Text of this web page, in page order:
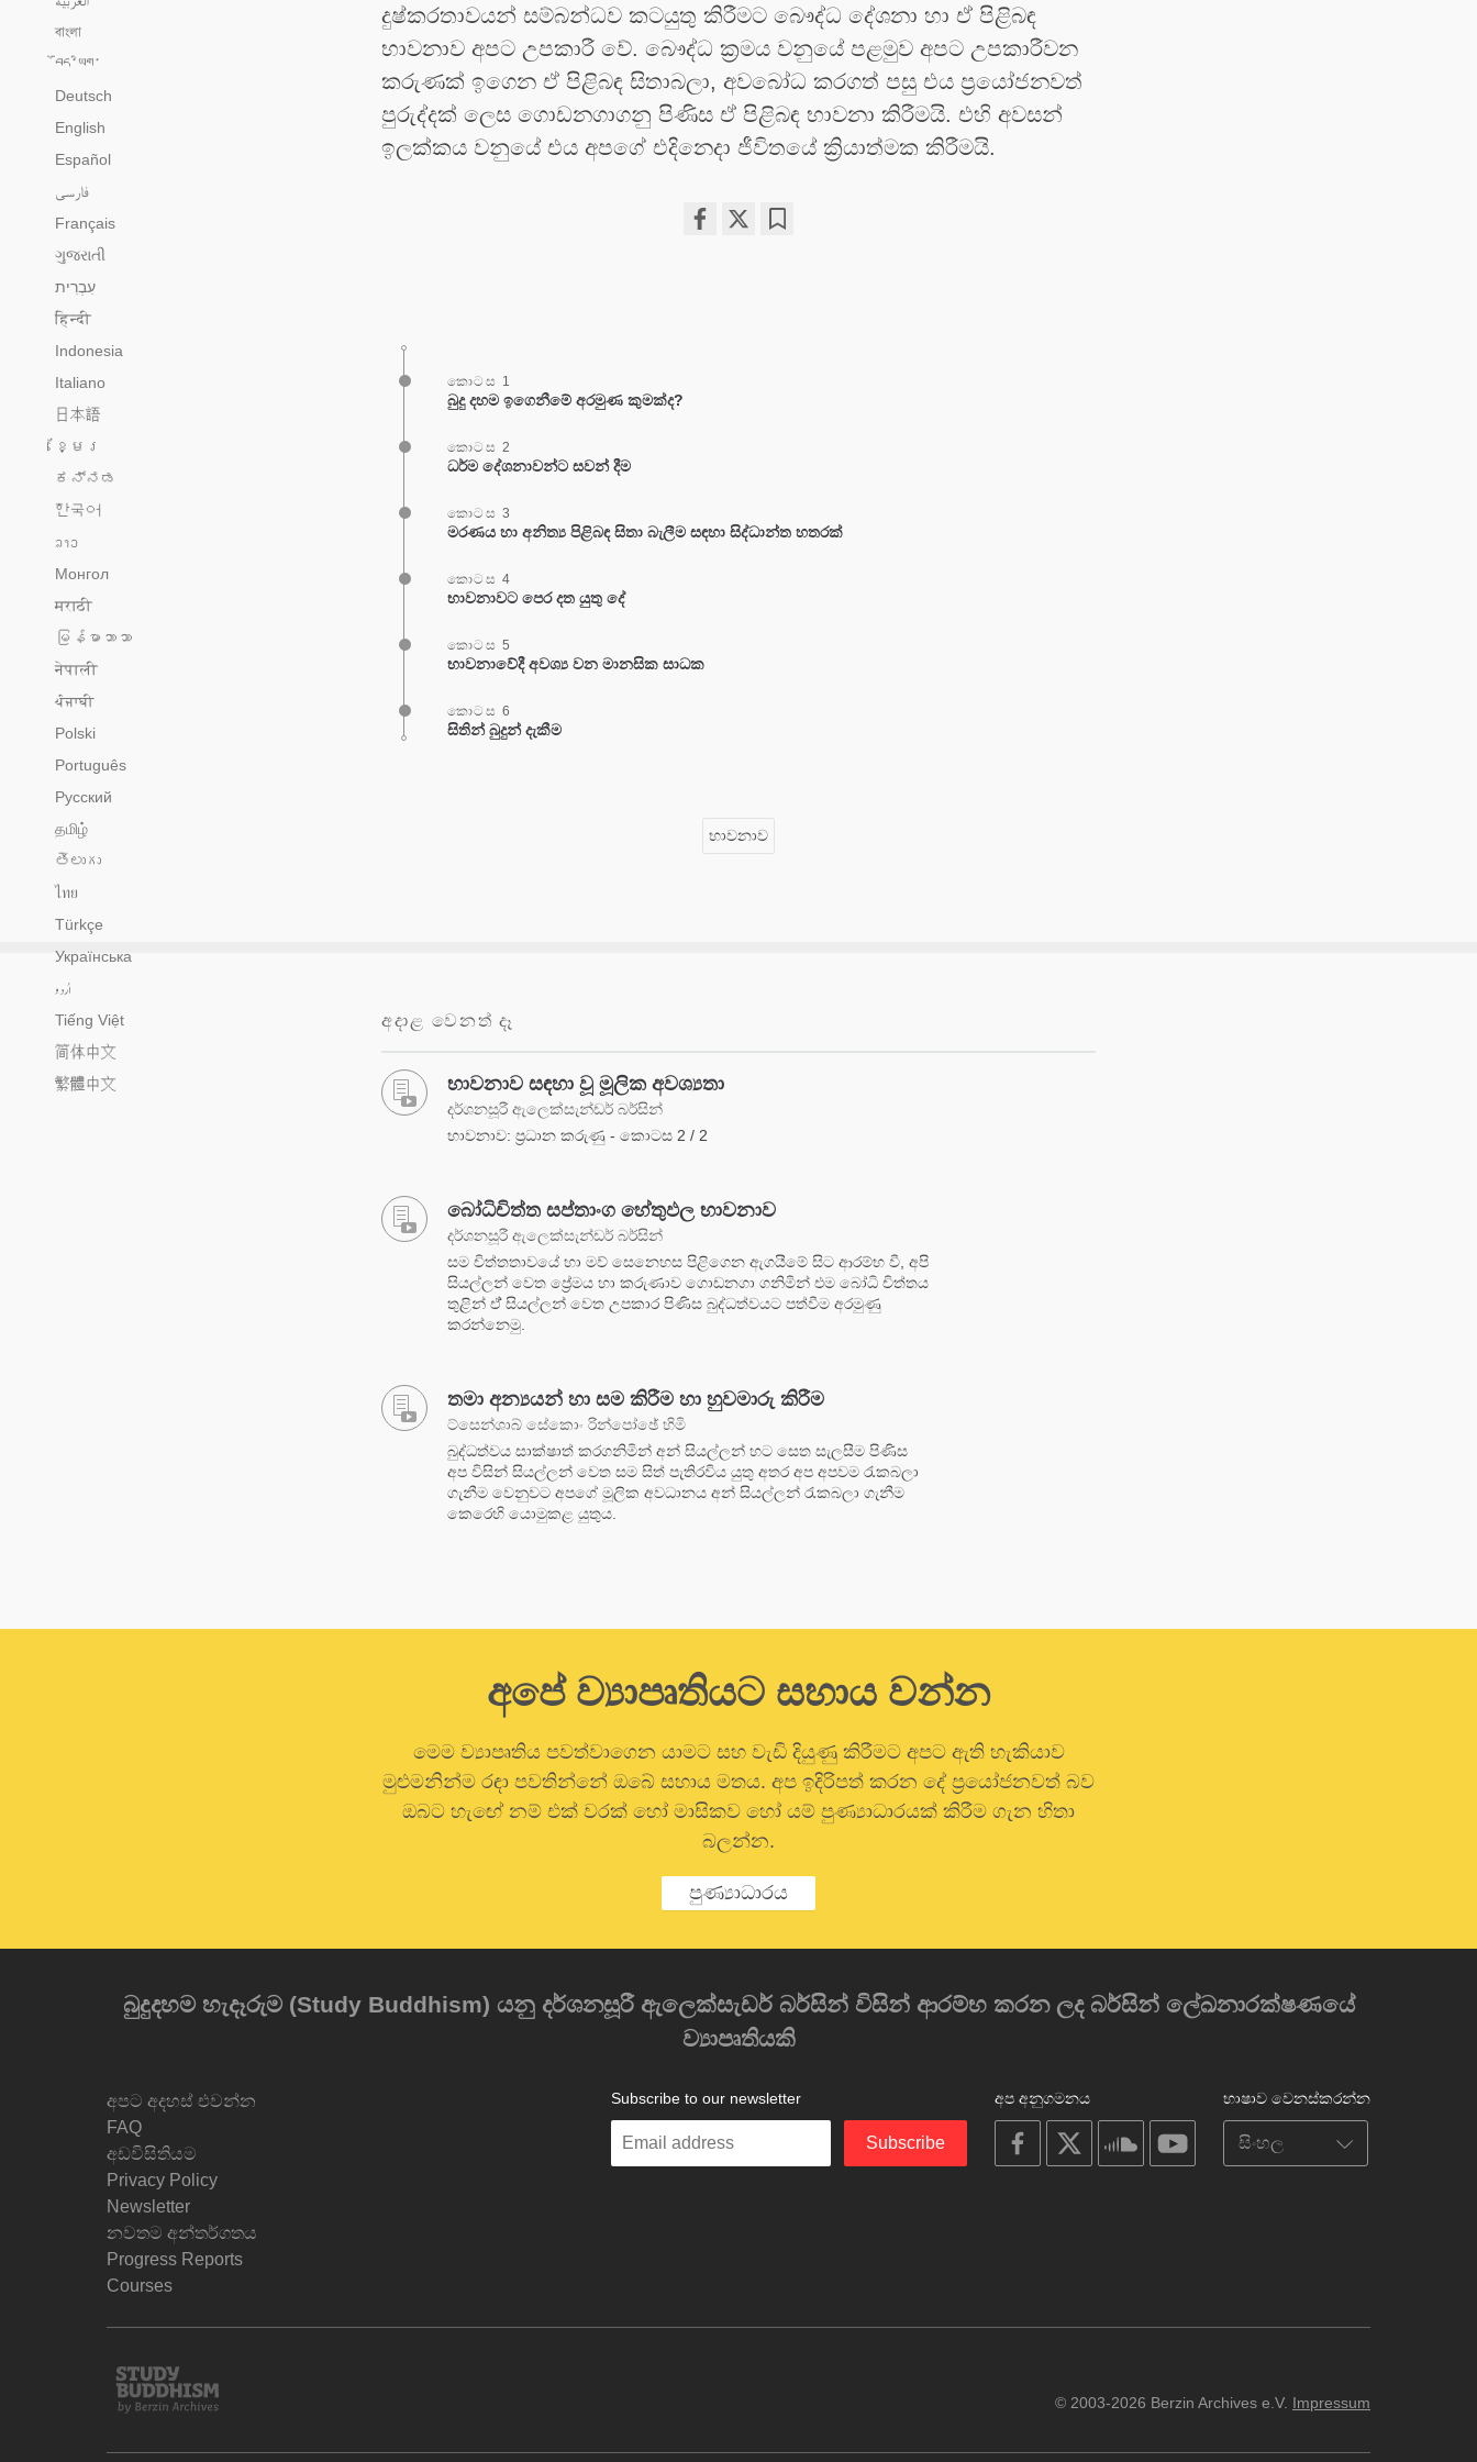
বাংলা
བོད་ཡིག་
Deutsch
English
Español
فارسی
Français
ગુજરાતી
हिन्दी
Indonesia
Italiano
日本語
ខ្មែរ
ಕನ್ನಡ
한국어
ລາວ
Монгол
मराठी
မြန်မာဘာသာ
नेपाली
ਪੰਜਾਬੀ
Polski
Português
Русский
தமிழ்
తెలుగు
ไทย
Türkçe
Українська
اُردو
Tiếng Việt
简体中文
繁體中文
දුෂ්කරතාවයන් සම්බන්ධව කටයුතු කිරීමට බෞද්ධ දේශනා හා ඒ පිළිබඳ
භාවනාව අපට උපකාරී වේ. බෞද්ධ ක්‍රමය වනුයේ පළමුව අපට උපකාරීවන
කරුණක් ඉගෙන ඒ පිළිබඳ සිතාබලා, අවබෝධ කරගත් පසු එය ප්‍රයෝජනවත්
පුරුද්දක් ලෙස ගොඩනගාගනු පිණිස ඒ පිළිබඳ භාවනා කිරීමයි. එහි අවසන්
ඉලක්කය වනුයේ එය අපගේ එදිනෙදා ජීවිතයේ ක්‍රියාත්මක කිරීමයි.
කොටස 1
බුදු දහම ඉගෙනීමේ අරමුණ කුමක්ද?
කොටස 2
ධර්ම දේශනාවන්ට සවන් දීම
කොටස 3
මරණය හා අනිත්‍ය පිළිබඳ සිතා බැලීම සඳහා සිද්ධාන්ත හතරක්
කොටස 4
භාවනාවට පෙර දත යුතු දේ
කොටස 5
භාවනාවේදී අවශ්‍ය වන මානසික සාධක
කොටස 6
සිතින් බුදුන් දැකීම
භාවනාව
අදාළ වෙනත් දෑ
භාවනාව සඳහා වූ මූලික අවශ්‍යතා
දර්ශනසූරී ඇලෙක්සැන්ඩර් බර්සින්
භාවනාව: ප්‍රධාන කරුණු - කොටස 2 / 2
‍‍බෝධිචිත්ත සප්තාංග හේතුඵල භාවනාව
දර්ශනසූරී ඇලෙක්සැන්ඩර් බර්සින්
සම චිත්තතාවයේ හා මව් සෙනෙහස පිළිගෙන ඇගයීමේ සිට ආරම්භ වී, අපි
සියල්ලන් වෙත ප්‍රේමය හා කරුණාව ගොඩනගා ගනිමින් එම බෝධි චිත්තය
තුළින් ඒ් සියල්ලන් වෙත උපකාර පිණිස බුද්ධත්වයට පත්වීම අරමුණු
කරන්නෙමු.
තමා අන්‍යයන් හා සම කිරීම හා හුවමාරු කිරීම
ට්සෙන්ශාබ් සේකොං රින්පෝඡේ හිමි
බුද්ධත්වය සාක්ෂාත් කරගනිමින් අන් සියල්ලන් හට සෙත සැලසීම පිණිස
අප විසින් සියල්ලන් වෙත සම සිත් පැතිරවිය යුතු අතර අප අපවම රැකබලා
ගැනීම වෙනුවට අපගේ මූලික අවධානය අන් සියල්ලන් රැකබලා ගැනීම
කෙරෙහි යොමුකළ යුතුය.
අපේ ව්‍යාපෘතියට සහාය වන්න
මෙම ව්‍යාපෘතිය පවත්වාගෙන යාමට සහ වැඩි දියුණු කිරීමට අපට ඇති හැකියාව
මුළුමනින්ම රඳා පවතින්නේ ඔබේ සහාය මතය. අප ඉදිරිපත් කරන දේ ප්‍රයෝජනවත් බව
ඔබට හැඟේ නම් එක් වරක් හෝ මාසිකව හෝ යම් පුණ්‍යාධාරයක් කිරීම ගැන හිතා
බලන්න.
පුණ්‍යාධාරය
බුදුදහම හැදෑරුම (Study Buddhism) යනු දර්ශනසූරී ඇලෙක්සැඩර් බර්සින් විසින් ආරම්භ කරන ලද බර්සින් ලේඛනාරක්ෂණයේ
ව්‍යාපෘතියකි
අපට අදහස් එවන්න
FAQ
අඩවිසිතියම
Privacy Policy
Newsletter
නවතම අන්තර්ගතය
Progress Reports
Courses
භාෂාව වෙනස්කරන්න
අප අනුගමනය
on
facebook
on
on
soundcloudyoutube
Subscribe to our newsletter
Enter
Subscribe
Study
Buddhism
© 2003-2026 Berzin Archives e.V. Impressum